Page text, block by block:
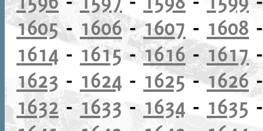
1605- 1606-1607 - 1608
1614 - 1615-1616- 1617
1623 - 1624 - 1625-1626
1632 -1633 - 1634 - 1635